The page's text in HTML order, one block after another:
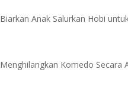
Biarkan Anak Salurkan Hobi
Menghilangkan Komedo Secara